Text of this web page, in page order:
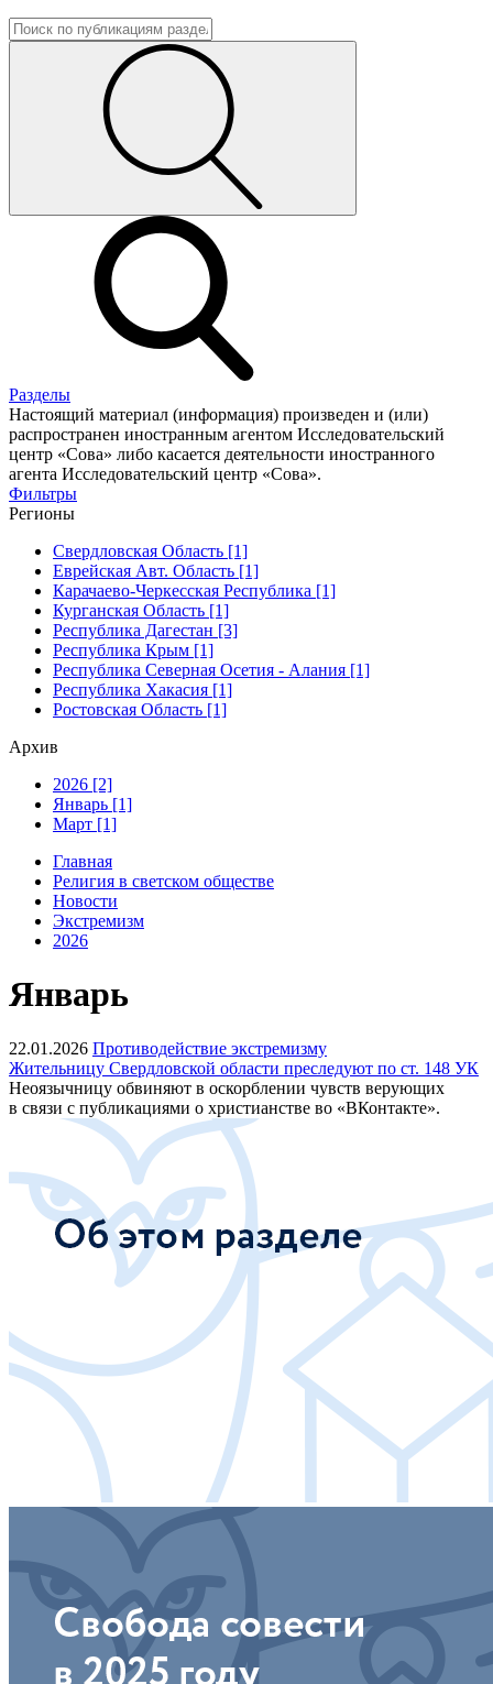
Разделы
Настоящий материал (информация) произведен и (или)
распространен иностранным агентом Исследовательский
центр «Сова» либо касается деятельности иностранного
агента Исследовательский центр «Сова».
Фильтры
Регионы
Свердловская Область [1]
Еврейская Авт. Область [1]
Карачаево-Черкесская Республика [1]
Курганская Область [1]
Республика Дагестан [3]
Республика Крым [1]
Республика Северная Осетия - Алания [1]
Республика Хакасия [1]
Ростовская Область [1]
Архив
2026 [2]
Январь [1]
Март [1]
Главная
Религия в светском обществе
Новости
Экстремизм
2026
Январь
22.01.2026 Противодействие экстремизму
Жительницу Свердловской области преследуют по ст. 148 УК
Неоязычницу обвиняют в оскорблении чувств верующих
в связи с публикациями о христианстве во «ВКонтакте».